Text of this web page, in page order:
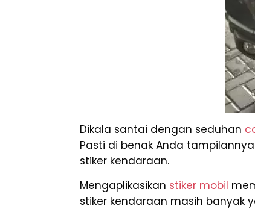
Dikala santai dengan seduhan
Pasti di benak Anda
stiker kendaraan.
Mengaplikasikan stiker mobil
stiker kendaraan masih banyak